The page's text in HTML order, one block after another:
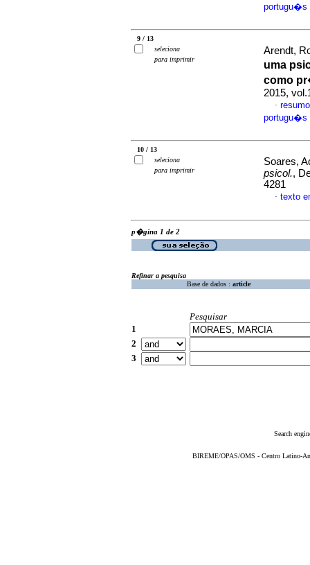
portugu�s
9 / 13
seleciona
para imprimir
Arendt,
uma
como
2015,
·
portugu�s
10 / 13
seleciona
para imprimir
Soares,
psicol.,
4281
· texto
p�gina 1 de 2
Refinar a pesquisa
Base de dados : article
Pesquisar
1
2
3
Search
BIREME/OPAS/OMS - Centro Latino-